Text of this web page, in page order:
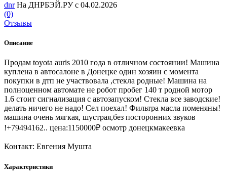
dnr На ДНРБЭЙ.РУ с 04.02.2026
(0)
Отзывы
Описание
Продам toyota auris 2010 года в отличном состоянии! Машина
куплена в автосалоне в Донецке один хозяин с момента
покупки в дтп не участвовала ,стекла родные! Машина на
полноценном автомате не робот пробег 140 т родной мотор
1.6 стоит сигнализация с автозапуском! Стекла все заводские!
делать ничего не надо! Сел поехал! Фильтра масла поменяны!
машина очень мягкая, шустрая,без посторонних звуков
!+79494162.. цена:1150000₽ осмотр донецкмакеевка
Контакт: Евгения Мушта
Характеристики